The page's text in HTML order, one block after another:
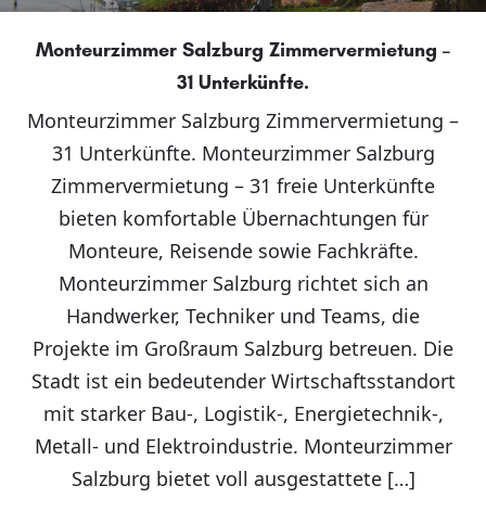
Monteurzimmer Salzburg Zimmervermietung –
31 Unterkünfte.
Monteurzimmer Salzburg Zimmervermietung –
31 Unterkünfte. Monteurzimmer Salzburg
Zimmervermietung – 31 freie Unterkünfte
bieten komfortable Übernachtungen für
Monteure, Reisende sowie Fachkräfte.
Monteurzimmer Salzburg richtet sich an
Handwerker, Techniker und Teams, die
Projekte im Großraum Salzburg betreuen. Die
Stadt ist ein bedeutender Wirtschaftsstandort
mit starker Bau-, Logistik-, Energietechnik-,
Metall- und Elektroindustrie. Monteurzimmer
Salzburg bietet voll ausgestattete […]